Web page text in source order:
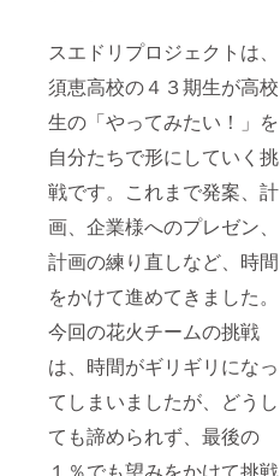
スエドリプロジェクトは、
須恵高校の４３期生が高校
生の「やってみたい！」を
自分たちで形にしていく挑
戦です。これまで発案、計
画、企業様へのプレゼン、
計画の練り直しなど、時間
をかけて進めてきました。
今回の花火チームの挑戦
は、時間がギリギリになっ
てしまいましたが、どうし
ても諦められず、最後の